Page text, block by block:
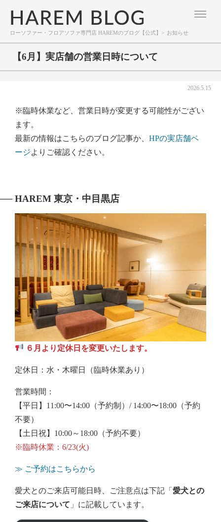
ローソファー・フロアソファ専門店 HAREMのブログ【公式】 > お知らせ
【6月】実店舗の営業日時について
2026.5.15
※臨時休業など、営業日時が変更する可能性がござい
ます。
最新の情報はこちらのブログ記事か、 HPの実店舗ペ
ージよりご確認ください。
HAREM 東京・中目黒店
６月より定休日を変更いたします。
定休日：水・木曜日（臨時休業あり）
営業時間：
【平日】11:00〜14:00（予約制）/ 14:00〜18:00（予約
不要）
【土日祝】10:00～18:00（予約不要）
※臨時休業：6/23(火)
≫ ご予約はこちらから
愛犬とのご来店可能日時、ご注意点は下記「 愛犬との
ご来店について 」に記載しています。